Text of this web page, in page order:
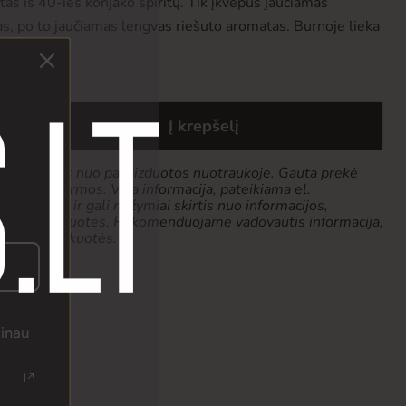
po to jaučiamas lengvas riešuto aromatas. Burnoje lieka
Į krepšelį
tiek skirtis nuo pavaizduotos nuotraukoje. Gauta prekė
formos. Visa informacija, pateikiama el.
pobūdžio ir gali nežymiai skirtis nuo informacijos,
pakuotės. Rekomenduojame vadovautis informacija,
ar pakuotės.